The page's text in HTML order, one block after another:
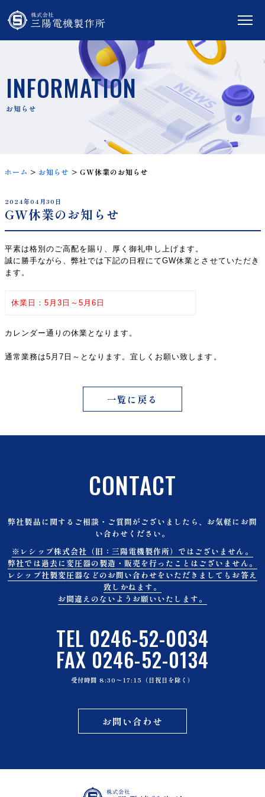
INFORMATION
ホーム > お知らせ >GW休業のお知らせ
2024年04月30日
GW休業のお知らせ
平素は格別のご高配を賜り、厚く御礼申し上げます。
誠に勝手ながら、弊社では下記の日程にてGW休業とさせていただき
ます。
休業日：5月3日～5月6日
カレンダー通りの休業となります。
通常業務は5月7日～となります。宜しくお願い致します。
一覧に戻る
CONTACT
弊社製品に関するご相談・ご質問がございましたら、お気軽にお問
い合わせください。
※レシップ株式会社（旧：三陽電機製作所）ではございません。
弊社では過去に変圧器の製造・販売を行ったことはございません。
レシップ社製変圧器などのお問い合わせをいただきましてもお答え
致しかねます。
お間違えのないようお願いいたします。
TEL 0246-52-0034
FAX 0246-52-0134
受付時間 8:30〜17:15（日祝日を除く）
お問い合わせ